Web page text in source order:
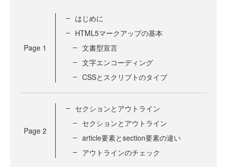
Page 1
はじめに
HTML5マークアップの基本
文書型宣言
文字エンコーディング
CSSとスクリプトのタイプ
Page 2
セクションとアウトライン
セクションとアウトライン
article要素とsection要素の違い
アウトラインのチェック